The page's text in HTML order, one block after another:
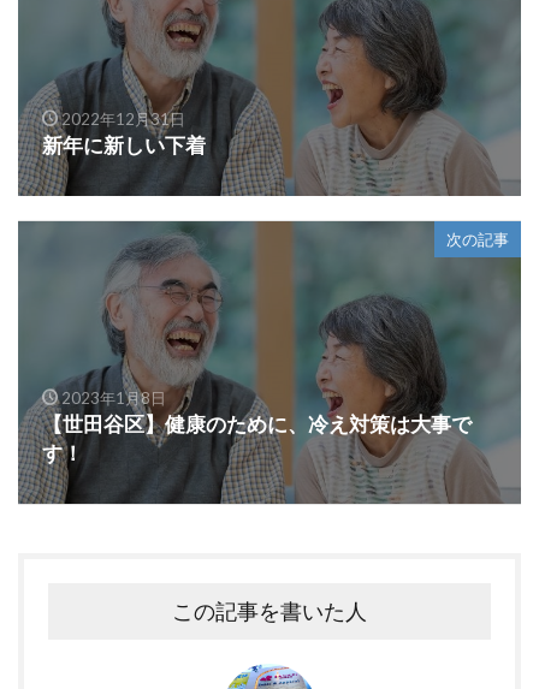
2022年12月31日
新年に新しい下着
次の記事
2023年1月8日
【世田谷区】健康のために、冷え対策は大事で
す！
この記事を書いた人